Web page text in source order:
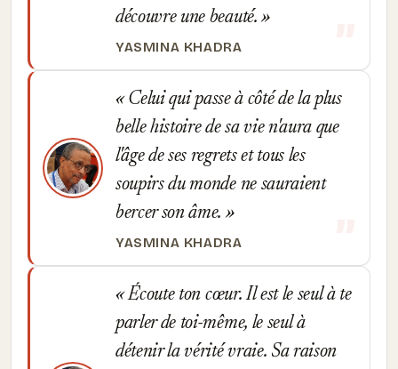
découvre une beauté.
YASMINA KHADRA
Celui qui passe à côté de la plus
belle histoire de sa vie n'aura que
l'âge de ses regrets et tous les
soupirs du monde ne sauraient
bercer son âme.
YASMINA KHADRA
Écoute ton cœur. Il est le seul à te
parler de toi-même, le seul à
détenir la vérité vraie. Sa raison